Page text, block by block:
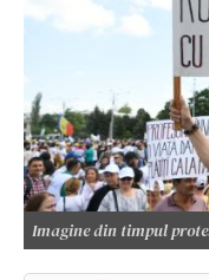
Imagine din timpul